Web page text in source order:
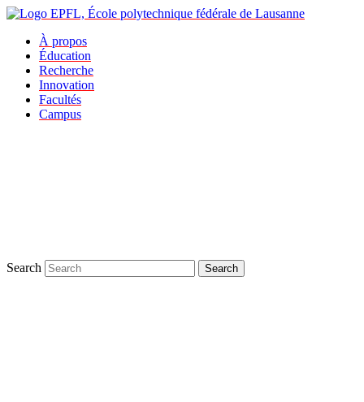
À propos
Éducation
Recherche
Innovation
Facultés
Campus
Search Search